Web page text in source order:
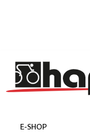
E-SHOP
C
p